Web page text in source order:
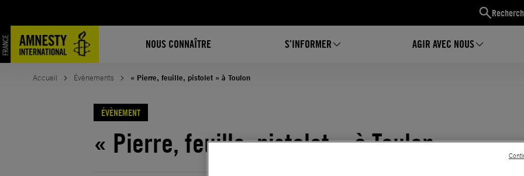
NOUS CONNAÎTRE S’INFORMER AGIR AVEC NOUS
Accueil Évènements « Pierre, feuille, pistolet » à Toulon
ÉVÈNEMENT
« Pierre, feuille, pistolet » à Toulon